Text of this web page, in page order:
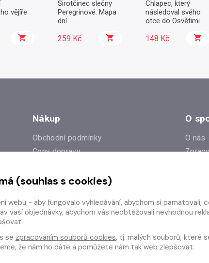
vějíře
Sirotčinec slečny
Peregrinové: Mapa
dní
259 Kč
Chlapec, který
následoval svého
otce do Osvětimi
148 Kč
Nákup
Obchodní podmínky
Ceny dopravy
Prodejna
Odstoupení od smlouvy
O
O nás
(souhlas s cookies)
webu - aby fungovalo vyhledávání, abychom si pamatovali,
vaší objednávky, abychom vás neobtěžovali nevhodnou
se zpracováním souborů cookies, tj. malých souborů, které
že nám ho dáte a pomůžete nám tak web zlepšovat.